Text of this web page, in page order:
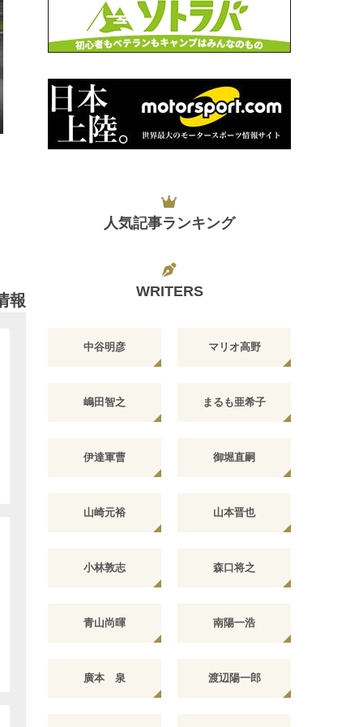
報
人気記事ランキング
WRITERS
中谷明彦 マリオ高野
嶋田智之 まるも亜希子
伊達軍曹 御堀直嗣
山崎元裕 山本晋也
小林敦志 森口将之
青山尚暉 南陽一浩
廣本 泉 渡辺陽一郎